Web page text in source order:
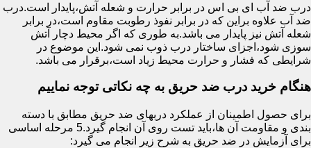
درب ضد آب ای بی اس در برابر حرارت و شعله آتش،پایدار است.درب
ضد آب علاوه براین که در برابر نفوذ رطوبت مقاوم است،در برابر
شعله آتش نیز پایدار می باشد.به طوری که اگر محیط دچار آتش
سوزی شود،اجزای ساختار درب ذوب نمی شود.این موضوع در
شرایطی که فشار و حرارت محیط زیاد است،برقرار می باشد.
هنگام خرید درب ضد حریق به چه نکاتی توجه نماییم
برای حصول اطمینان از عملکرد دربهای ضد حریق مطابق با دسته
بندی و مقاومت آن ها،باید تست روی آن انجام گیرد.5 مرحله اساسی
برای آزمایش در ضد حریق به شرح زیر انجام می گیرد: